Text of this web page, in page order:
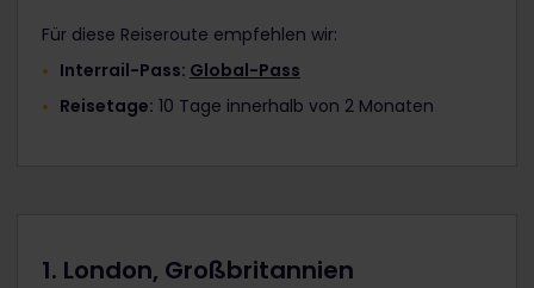
Für diese Reiseroute empfehlen wir:
Interrail-Pass: Global-Pass
Reisetage: 10 Tage innerhalb von 2 Monaten
1. London, Großbritannien